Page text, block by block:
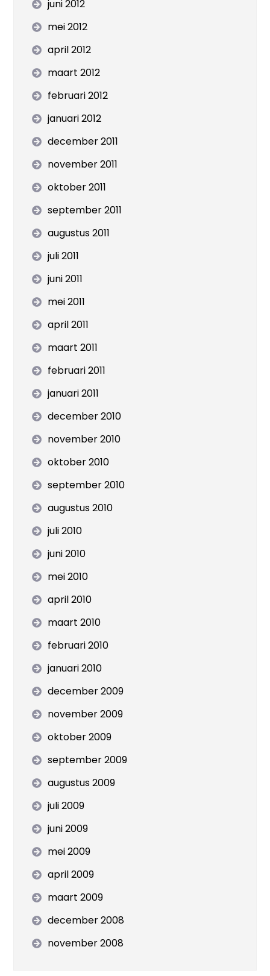
juni 2012
mei 2012
april 2012
maart 2012
februari 2012
januari 2012
december 2011
november 2011
oktober 2011
september 2011
augustus 2011
juli 2011
juni 2011
mei 2011
april 2011
maart 2011
februari 2011
januari 2011
december 2010
november 2010
oktober 2010
september 2010
augustus 2010
juli 2010
juni 2010
mei 2010
april 2010
maart 2010
februari 2010
januari 2010
december 2009
november 2009
oktober 2009
september 2009
augustus 2009
juli 2009
juni 2009
mei 2009
april 2009
maart 2009
december 2008
november 2008